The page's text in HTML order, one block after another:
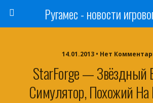
Ругамес - новости
14.01.2013 • Нет
StarForge — Звёздный
Симулятор, Похожий